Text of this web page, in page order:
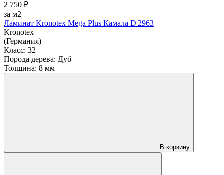
2 750 ₽
за м2
Ламинат Kronotex Mega Plus Камала D 2963
Kronotex
(Германия)
Класс: 32
Порода дерева: Дуб
Толщина: 8 мм
В корзину